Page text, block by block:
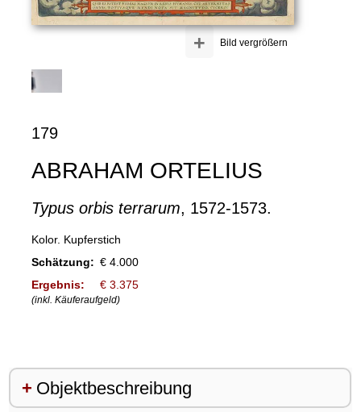
Bild vergrößern
+
179
ABRAHAM ORTELIUS
Typus orbis terrarum, 1572-1573.
Kolor. Kupferstich
Schätzung: € 4.000
Ergebnis:
€ 3.375
(inkl. Käuferaufgeld)
Objektbeschreibung